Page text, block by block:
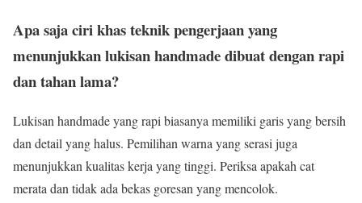
Apa saja ciri khas teknik pengerjaan yang
menunjukkan lukisan handmade dibuat dengan rapi
dan tahan lama?
Lukisan handmade yang rapi biasanya memiliki garis yang bersih
dan detail yang halus. Pemilihan warna yang serasi juga
menunjukkan kualitas kerja yang tinggi. Periksa apakah cat
merata dan tidak ada bekas goresan yang mencolok.